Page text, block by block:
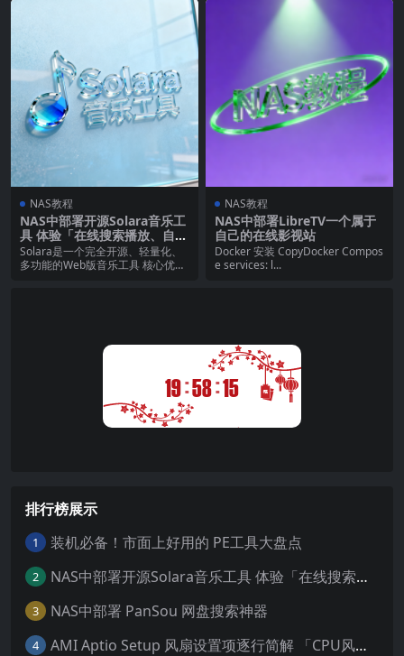
NAS教程
NAS中部署开源Solara音乐工
具 体验「在线搜索播放、自带
歌词解析、多码率下载、纯净
听歌」
Solara是一个完全开源、轻量化、
多功能的Web版音乐工具 核心优
NAS教程
NAS中部署LibreTV一个属于
自己的在线影视站
Docker 安装 CopyDocker Compos
e services: l...
19:58:16
排行榜展示
1 装机必备！市面上好用的 PE工具大盘点
2 NAS中部署开源Solara音乐工具 体验「在线搜索播放、自带歌词解析、多码率下载、纯净听歌」
3 NAS中部署 PanSou 网盘搜索神器
4 AMI Aptio Setup 风扇设置项逐行简解 「CPU风扇、SYS风扇设置项实用简解」